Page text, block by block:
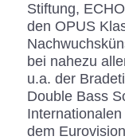
Stiftung,
den OPUS
bei nahezu
u.a. der
Double Bass
dem